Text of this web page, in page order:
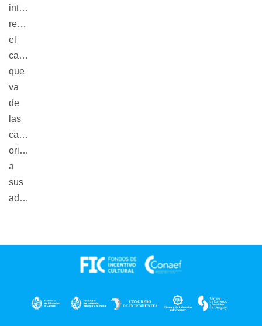
intentando
reconstruir
el
camino
que
va
de
las
canciones
originales
a
sus
adaptaciones.